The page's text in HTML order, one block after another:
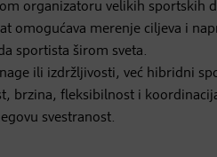
organizatoru velikih sportskih
omogućava merenje ciljeva i
sportista širom sveta.
ili izdržljivosti, već hibridni
brzina, fleksibilnost i
svestranost.